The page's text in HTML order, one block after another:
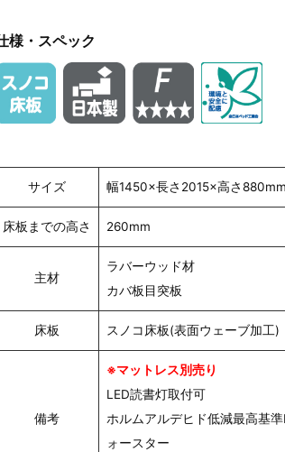
様・スペック
サイズ 幅1450×長さ2015×高さ880mm
床板までの高さ 260mm
主材
ラバーウッド材
カバ板目突板
床板 スノコ床板(表面ウェーブ加工)
備考
※マットレス別売り
LED読書灯取付可
ホルムアルデヒド低減最高
ォースター